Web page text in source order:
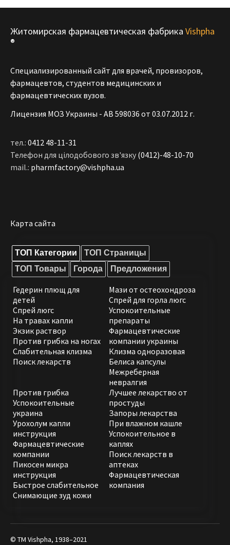
Житомирская фармацевтическая фабрика Vishpha
®
Специализированный сайт для врачей, провизоров,
фармацевтов, студентов медицинских и
фармацевтических вузов.
Лицензия МОЗ Украины - АВ 598036 от 03.07.2012 г.
тел.: 0412 48-11-31
Телефон для цілодобового зв'язку (0412)-48-10-70
mail.: pharmfactory@vishpha.ua
Карта сайта
ТОП Категории
ТОП Страницы
ТОП Товары
Города Предложения
Гедерин плющ для
детей
Спрей люгс
На травах капли
Экзик раствор
Против грибка на ногах
Слабительная клизма
Поиск лекарств
Мази от остеохондроза
Спрей для горла люгс
Успокоительные
препараты
Фармацевтические
компании украины
Клизма одноразовая
Белиса капсулы
Межреберная
невралгия
Против грибка
Успокоительные
украина
Урохолум капли
инструкция
Фармацевтические
компании
Пикосен микра
инструкция
Быстрое слабительное
Снимающие зуд кожи
Лучшее лекарство от
простуды
Запоры лекарства
При влажном кашле
Успокоительное в
каплях
Поиск лекарств в
аптеках
Фармацевтическая
компания
© ТМ Vishpha, 1938–2021